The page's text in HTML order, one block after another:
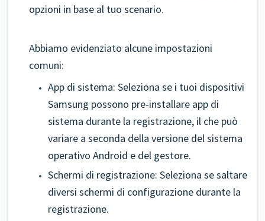
opzioni in base al tuo scenario.
Abbiamo evidenziato alcune impostazioni
comuni:
App di sistema: Seleziona se i tuoi dispositivi
Samsung possono pre-installare app di
sistema durante la registrazione, il che può
variare a seconda della versione del sistema
operativo Android e del gestore.
Schermi di registrazione: Seleziona se saltare
diversi schermi di configurazione durante la
registrazione.